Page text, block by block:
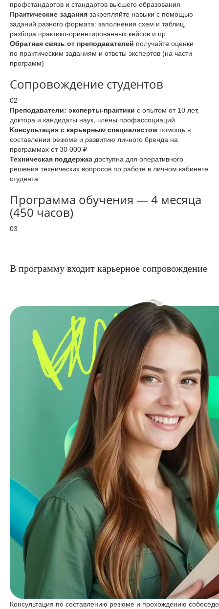
профстандартов и стандартов высшего образования
Практические задания закрепляйте навыки с помощью
заданий разного формата: заполнения схем и таблиц,
разбора практико-ориентированных кейсов и пр.
Обратная связь от преподавателей получайте оценки
по практическим заданиям и ответы экспертов (на части
программ)
Сопровождение студентов
02
Преподаватели: эксперты-практики с опытом от 10 лет,
доктора и кандидаты наук, члены профассоциаций
Консультация с карьерным специалистом помощь в
составлении резюме и развитию личного бренда на
программах от 30 000 ₽
Техническая поддержка доступна для оперативного
решения технических вопросов по работе в личном кабинете
студента
Программа обучения — 4 месяца
(450 часов)
03
В программу входит карьерное сопровождение
Консультация по составлению резюме и прохождению